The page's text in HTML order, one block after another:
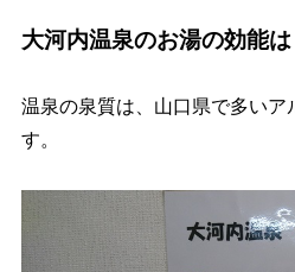
大河内温泉のお湯の効能は
温泉の泉質は、山口県で多いア
す。